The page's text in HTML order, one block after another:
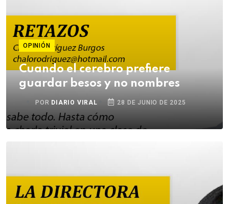
OPINIÓN
Cuando el cerebro prefiere
guardar besos y no nombres
POR DIARIO VIRAL 28 DE JUNIO DE 2025